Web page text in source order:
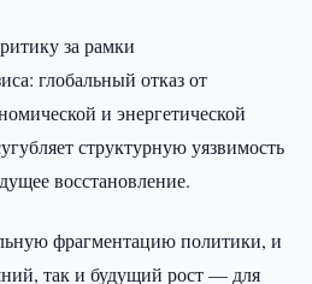
за рамки
глобальный отказ от
и энергетической
структурную уязвимость
восстановление.
фрагментацию политики, и
так и будущий рост — для